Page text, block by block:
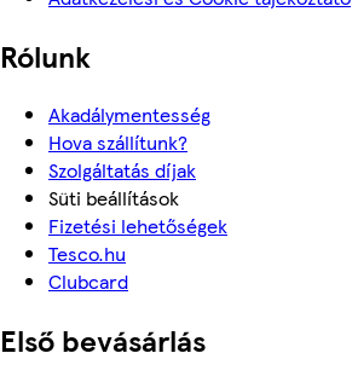
Rólunk
Akadálymentesség
Hova szállítunk?
Szolgáltatás díjak
Süti beállítások
Fizetési lehetőségek
Tesco.hu
Clubcard
Első bevásárlás